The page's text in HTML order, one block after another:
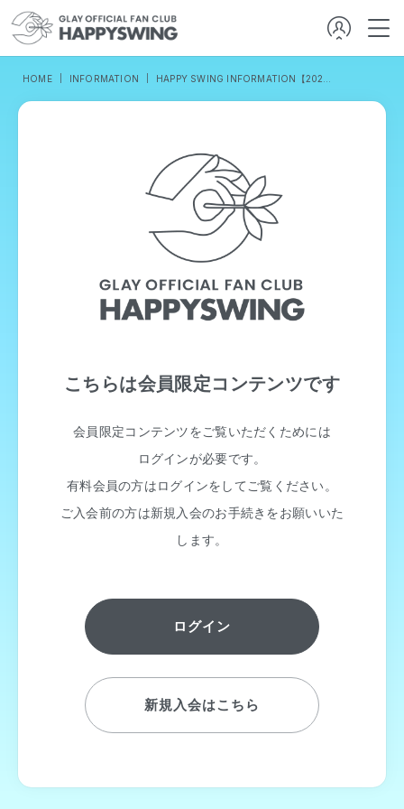
HOME INFORMATION
こちらは会員限定コンテンツです
会員限定コンテンツをご覧いただくためには
ログインが必要です。
有料会員の方はログインをしてご覧ください。
ご入会前の方は新規入会のお手続きをお願いいた
します。
ログイン
新規入会はこちら